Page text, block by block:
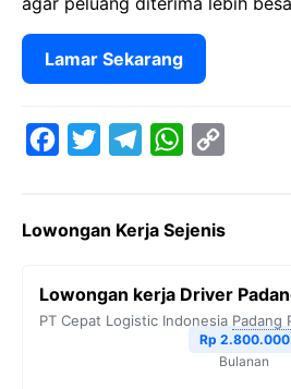
Lamar Sekarang
e
o
t
e
e
r
W
t
A
y
i
n
k
Lowongan Kerja Sejenis
Lowongan kerja Driver
PT Cepat Logistic Indonesia Padang
Rp 2.800.000
Bulanan